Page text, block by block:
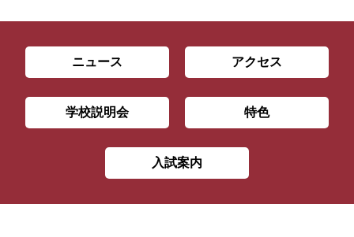
ニュース アクセス
学校説明会 特色
入試案内